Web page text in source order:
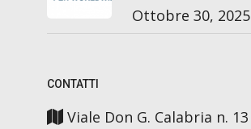
Ottobre 30, 2025
CONTATTI
Viale Don G. Calabria n. 13